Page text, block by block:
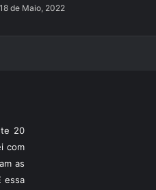
18 de Maio, 2022
20
com
as
essa